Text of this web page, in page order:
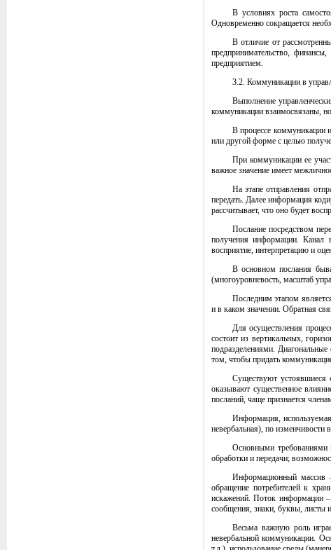
В условиях роста
Одновременно сокращается
В отличие от
предпринимательство,
предприятием.
3.2. Коммуникации в
Выполнение
коммуникации взаимосвязаны,
В процессе коммуникации
или другой форме с целью
При коммуникации ее
важное значение имеет
На этапе отправления
передать. Далее информация
рассчитывает, что оно будет
Послание посредством
получения информации. Канал
восприятие, интерпретацию и
В основном послания
(многоуровневость, масштаб
Последним этапом
и в каком значении. Обратная
Для осуществления
состоит из вертикальных,
подразделениями.
том, чтобы придать
Существуют устоявшиеся
оказывают существенное
посланий, чаще признается
Информация,
невербальная), по изменчивости
Основными требованиями
обработки и передачи;
Информационный массив
обращение потребителей к
искажений. Поток информации
сообщения, знаки, буквы, листы
Весьма важную роль
невербальной коммуникации.